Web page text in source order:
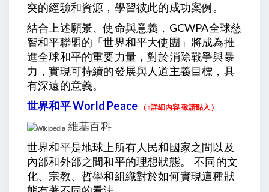
突的經驗和資源，學習彼此的成功案例。
結合上述願景、使命與意義，GCWPA全球慈
智和平聯盟的「世界和平大使團」將成為推
進全球和平的重要力量，對於消除戰爭與暴
力，實現可持續的發展與人道主義目標，具
有深遠的意義。
世界和平 World Peace
（↑詳細內容 敬請點入）
維基百科
世界和平是地球上所有人民和國家之間以及
內部和外部之間和平的理想狀態。 不同的文
化、宗教、哲學和組織對於如何實現這種狀